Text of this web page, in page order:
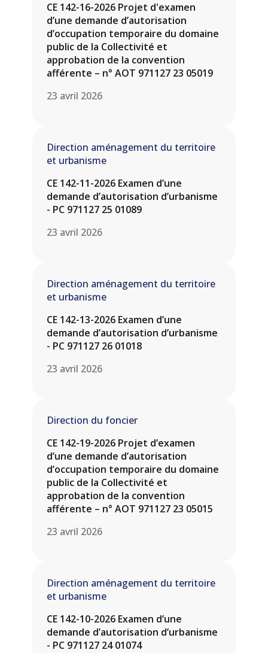
CE 142-16-2026 Projet d'examen
d’une demande d’autorisation
d’occupation temporaire du domaine
public de la Collectivité et
approbation de la convention
afférente – n° AOT 971127 23 05019
23 avril 2026
Direction aménagement du territoire
et urbanisme
CE 142-11-2026 Examen d’une
demande d’autorisation d’urbanisme
- PC 971127 25 01089
23 avril 2026
Direction aménagement du territoire
et urbanisme
CE 142-13-2026 Examen d’une
demande d’autorisation d’urbanisme
- PC 971127 26 01018
23 avril 2026
Direction du foncier
CE 142-19-2026 Projet d’examen
d’une demande d’autorisation
d’occupation temporaire du domaine
public de la Collectivité et
approbation de la convention
afférente – n° AOT 971127 23 05015
23 avril 2026
Direction aménagement du territoire
et urbanisme
CE 142-10-2026 Examen d’une
demande d’autorisation d’urbanisme
- PC 971127 24 01074